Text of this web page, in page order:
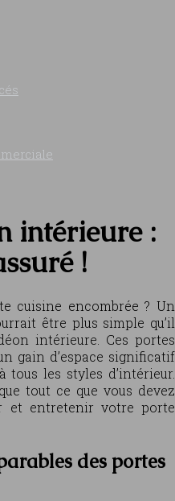
intérieure :
!
cuisine encombrée ? Un
être plus simple qu’il
intérieure. Ces portes
gain d’espace significatif
tous les styles d’intérieur.
tout ce que vous devez
et entretenir votre porte
des portes